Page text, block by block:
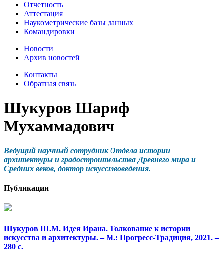
Отчетность
Аттестация
Наукометрические базы данных
Командировки
Новости
Архив новостей
Контакты
Обратная связь
Шукуров Шариф
Мухаммадович
Ведущий научный сотрудник Отдела истории
архитектуры и градостроительства Древнего мира и
Средних веков, доктор искусствоведения.
Публикации
Шукуров Ш.М. Идея Ирана. Толкование к истории
искусства и архитектуры. – М.: Прогресс-Традиция, 2021. –
280 с.